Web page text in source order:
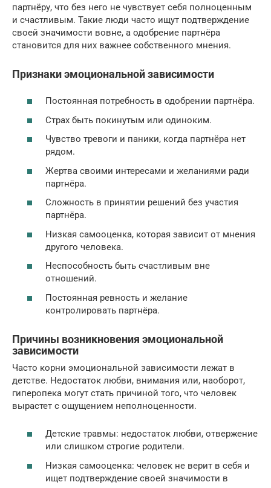
партнёру, что без него не чувствует себя полноценным
и счастливым. Такие люди часто ищут подтверждение
своей значимости вовне, а одобрение партнёра
становится для них важнее собственного мнения.
Признаки эмоциональной зависимости
Постоянная потребность в одобрении партнёра.
Страх быть покинутым или одиноким.
Чувство тревоги и паники, когда партнёра нет
рядом.
Жертва своими интересами и желаниями ради
партнёра.
Сложность в принятии решений без участия
партнёра.
Низкая самооценка, которая зависит от мнения
другого человека.
Неспособность быть счастливым вне
отношений.
Постоянная ревность и желание
контролировать партнёра.
Причины возникновения эмоциональной
зависимости
Часто корни эмоциональной зависимости лежат в
детстве. Недостаток любви, внимания или, наоборот,
гиперопека могут стать причиной того, что человек
вырастет с ощущением неполноценности.
Детские травмы: недостаток любви, отвержение
или слишком строгие родители.
Низкая самооценка: человек не верит в себя и
ищет подтверждение своей значимости в